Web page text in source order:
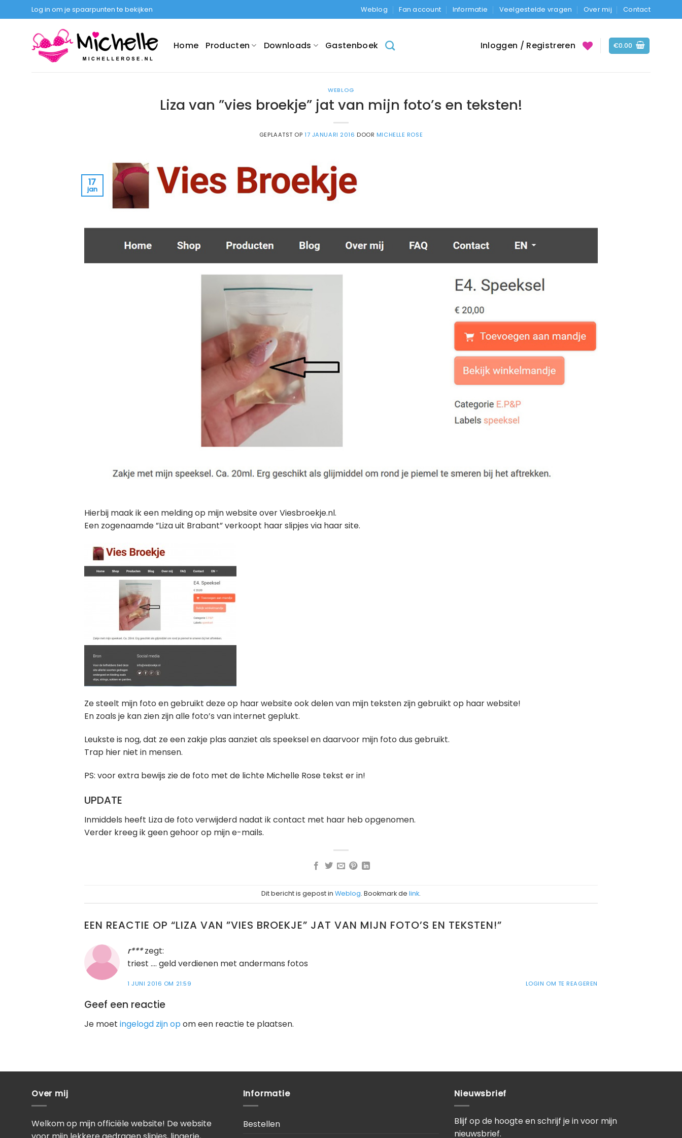
naar
Log in om je spaarpunten te bekijken Weblog Fan account Informatie Veelgestelde vragen Over mij Contact
Home Producten Downloads Gastenboek Inloggen / Registreren €0.00
WEBLOG
Liza van ”vies broekje” jat van mijn foto’s en teksten!
GEPLAATST OP17 JANUARI 2016 DOOR MICHELLE ROSE
17
jan
Hierbij maak ik een melding op mijn website over Viesbroekje.nl.
Een zogenaamde ”Liza uit Brabant” verkoopt haar slipjes via haar site.
Ze steelt mijn foto en gebruikt deze op haar website ook delen van mijn teksten zijn gebruikt op haar website!
En zoals je kan zien zijn alle foto’s van internet geplukt.
Leukste is nog, dat ze een zakje plas aanziet als speeksel en daarvoor mijn foto dus gebruikt.
Trap hier niet in mensen.
PS: voor extra bewijs zie de foto met de lichte Michelle Rose tekst er in!
UPDATE
Inmiddels heeft Liza de foto verwijderd nadat ik contact met haar heb opgenomen.
Verder kreeg ik geen gehoor op mijn e-mails.
Dit bericht is gepost in Weblog. Bookmark de link.
EEN REACTIE OP “LIZA VAN ”VIES BROEKJE” JAT VAN MIJN FOTO’S EN TEKSTEN!”
r*** zegt:
triest …. geld verdienen met andermans fotos
1 JUNI 2016 OM 21:59 LOGIN OM TE REAGEREN
Geef een reactie
Je moetingelogd zijn opom een reactie te plaatsen.
Over mij
Welkom op mijn officiële website! De website
Informatie
Bestellen
Nieuwsbrief
Blijf op de hoogte en schrijf je in voor mijn
nieuwsbrief.